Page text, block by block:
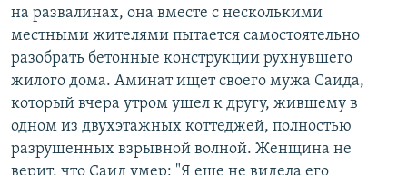
на развалинах, она вместе с несколькими
местными жителями пытается самостоятельно
разобрать бетонные конструкции рухнувшего
жилого дома. Аминат ищет своего мужа Саида,
который вчера утром ушел к другу, жившему в
одном из двухэтажных коттеджей, полностью
разрушенных взрывной волной. Женщина не